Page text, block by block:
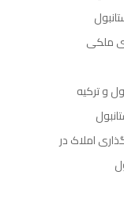
ملکی
و ترکیه